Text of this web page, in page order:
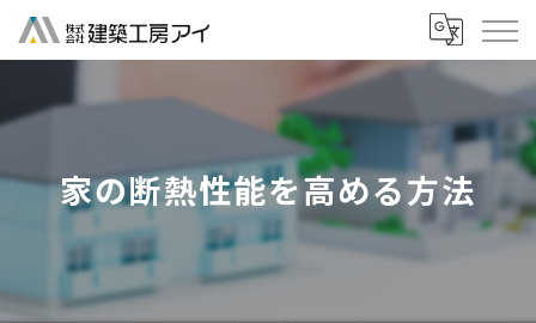
家の断熱性能を高める方法